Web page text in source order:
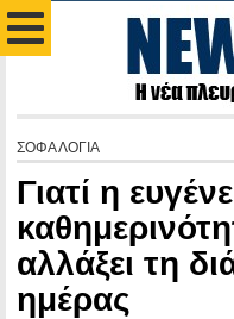
ΣΟΦΑ ΛΟΓΙΑ
Γιατί η
αλλάξει τη
ημέρας